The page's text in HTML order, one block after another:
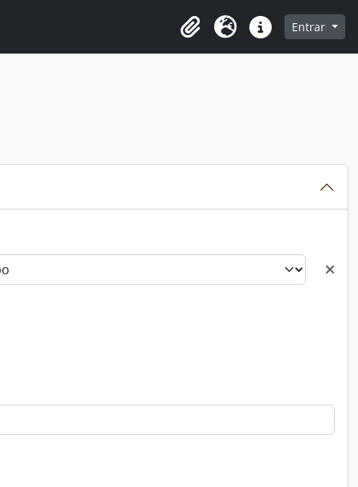
Área de Transferência
Idioma Atalhos Entrar